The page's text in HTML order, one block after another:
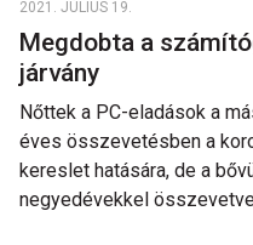
2021. JÚLIUS 19.
Megdobta a
járvány
Nőttek a PC-eladások a
éves összevetésben a
kereslet hatására, de a
negyedévekkel